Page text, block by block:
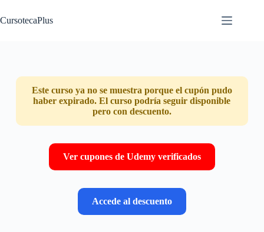
al
contenido
CursotecaPlus
Este curso ya no se muestra porque el cupón pudo
haber expirado. El curso podría seguir disponible
pero con descuento.
Ver cupones de Udemy verificados
Accede al descuento